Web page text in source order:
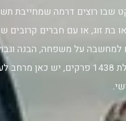
שבו רוצים דרמה שמחייבת
בת זוג, או עם חברים קרובים
על משפחה, הבנה
כ-41 דקות לפרק ועונה של 1 הכוללת